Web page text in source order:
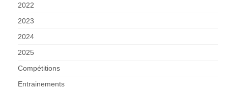
2022
2023
2024
2025
Compétitions
Entrainements